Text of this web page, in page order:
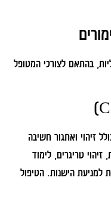
בהתאם לצורכי המטופל
זיהוי ואתגור חשיבה
זיהוי טריגרים, לימוד
למניעת הישנות. הטיפול